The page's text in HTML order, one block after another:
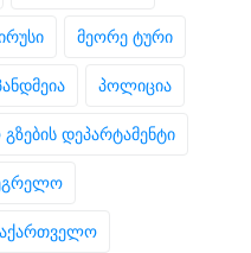
მეორე ტური
პოლიცია
დეპარტამენტი